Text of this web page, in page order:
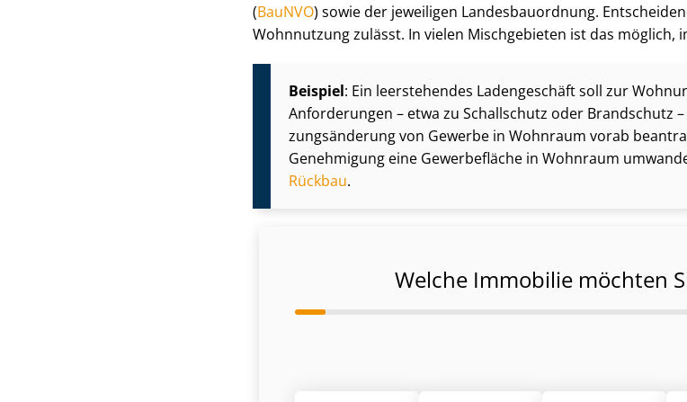
(BauNVO) sowie der jeweiligen Lan­des­bau­ord­nung.
Wohnnutzung zulässt. In vielen Mischgebieten ist das möglich,
Beispiel: Ein leerstehendes Ladengeschäft soll zur
Anforderungen – etwa zu Schallschutz oder Brandschutz
zungs­än­de­rung von Gewerbe in Wohnraum vorab
Genehmigung eine Gewerbefläche in Wohnraum
Rückbau.
Welche Immobilie möchten